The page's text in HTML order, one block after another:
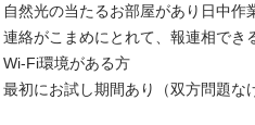
自然光の当たるお部屋があり日中作
連絡がこまめにとれて、報連相でき
Wi-Fi環境がある方
最初にお試し期間あり（双方問題な